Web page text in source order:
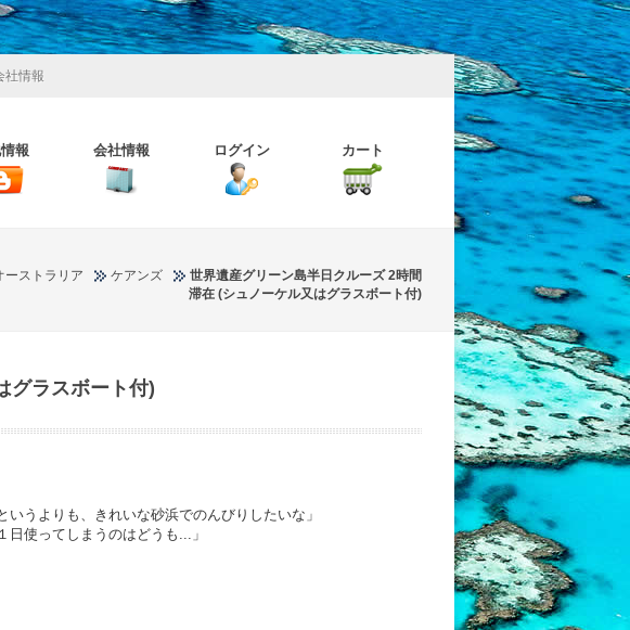
社情報
報 会社情報 ログイン カート
ーストラリア ケアンズ
世界遺産グリーン島半日クルーズ 2時間
滞在 (シュノーケル又はグラスボート付)
グラスボート付)
いうよりも、きれいな砂浜でのんびりしたいな」
日使ってしまうのはどうも...」